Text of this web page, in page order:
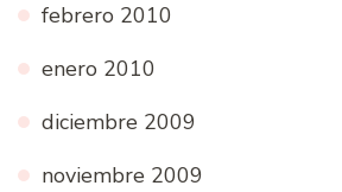
febrero 2010
enero 2010
diciembre 2009
noviembre 2009